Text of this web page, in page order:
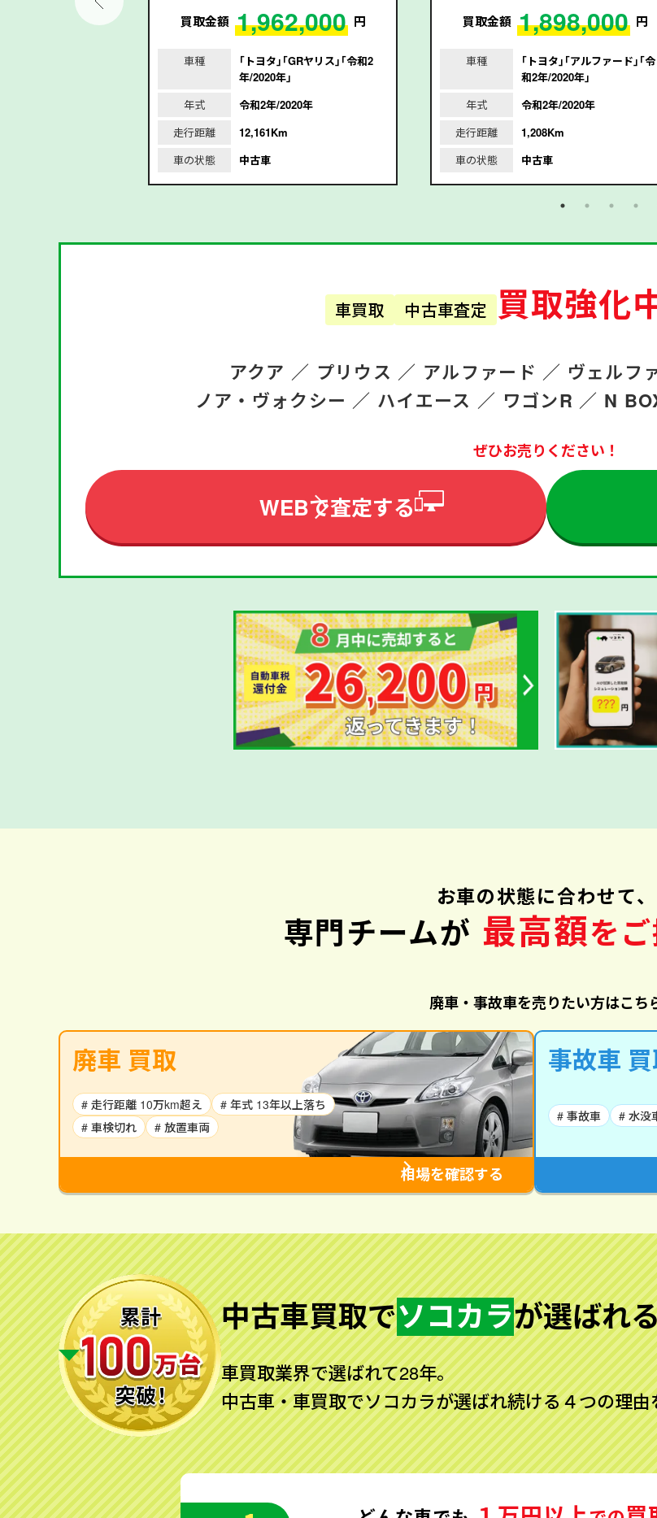
円 買取金額 1,962,000 円
車種
｢トヨタ｣｢GRヤリス｣｢令和2
年/2020年｣
年式
令和2年/2020年
走行距離
12,161Km
車の状態
中古車
買取金額 1,898,000 円
車種
｢トヨタ｣｢アルファード｣｢令
和2年/2020年｣
年式
令和2年/2020年
走行距離
1,208Km
車の状態
中古車
車買取 中古車査定 買取強化
アクア ／ プリウス ／ アルファード ／ ヴェルフ
ノア・ヴォクシー ／ ハイエース ／ ワゴンR ／ N
ぜひお売りください！
WEBで査定する
お車の状態に合わせて、
専門チームが 最高額を
廃車・事故車を売りたい方はこち
廃車 買取
# 走行距離 10万km超え
# 年式 13年以上落ち
# 車検切れ
# 放置車両
相場を確認する
事故車
# 事故車 # 水没
中古車買取でソコカラが選ばれ
車買取業界で選ばれて28年。
中古車・車買取でソコカラが選ばれ続ける４つの理